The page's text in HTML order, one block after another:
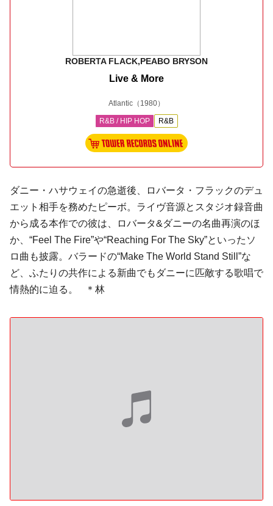
ROBERTA FLACK,PEABO BRYSON
Live & More
Atlantic （1980）
R&B / HIP HOP R&B
ダニー・ハサウェイの急逝後、ロバータ・フラックのデュ
エット相手を務めたピーボ。ライヴ音源とスタジオ録音曲
から成る本作での彼は、ロバータ&ダニーの名曲再演のほ
か、“Feel The Fire”や“Reaching For The Sky”といったソ
ロ曲も披露。バラードの“Make The World Stand Still”な
ど、ふたりの共作による新曲でもダニーに匹敵する歌唱で
情熱的に迫る。 ＊林